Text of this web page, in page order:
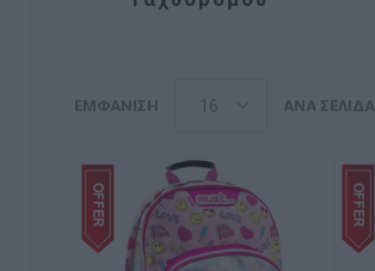
ΕΜΦΆΝΙΣΗ ΑΝΆ ΣΕΛΊΔΑ